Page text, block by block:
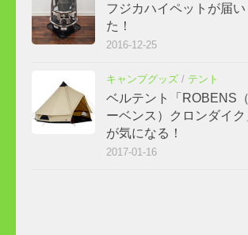
フジカハイペットが届い
た！
2016-12-25
キャンプグッズ / テント
ベルテント「ROBENS
ーベンス）クロンダイク
が気になる！
2017-01-16